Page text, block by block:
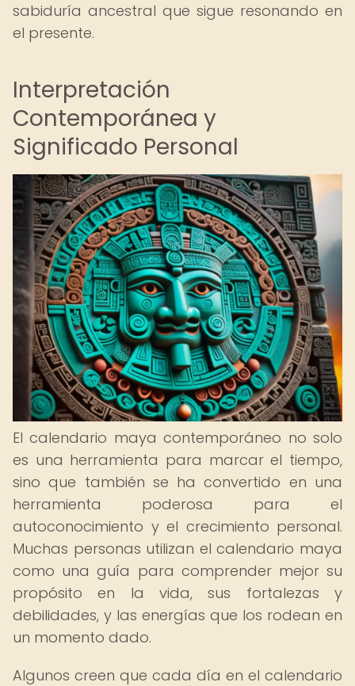
sabiduría ancestral que sigue resonando en
el presente.
Interpretación
Contemporánea y
Significado Personal
El calendario maya contemporáneo no solo
es una herramienta para marcar el tiempo,
sino que también se ha convertido en una
herramienta poderosa para el
autoconocimiento y el crecimiento personal.
Muchas personas utilizan el calendario maya
como una guía para comprender mejor su
propósito en la vida, sus fortalezas y
debilidades, y las energías que los rodean en
un momento dado.
Algunos creen que cada día en el calendario